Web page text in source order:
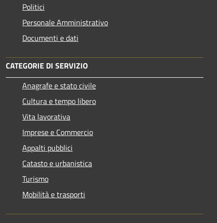
Politici
Personale Amministrativo
Documenti e dati
CATEGORIE DI SERVIZIO
Anagrafe e stato civile
Cultura e tempo libero
Vita lavorativa
Imprese e Commercio
Appalti pubblici
Catasto e urbanistica
Turismo
Mobilità e trasporti